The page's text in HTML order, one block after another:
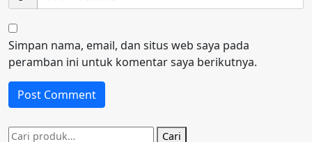
Simpan nama, email, dan situs web saya pada
peramban ini untuk komentar saya berikutnya.
Pencarian
Cari